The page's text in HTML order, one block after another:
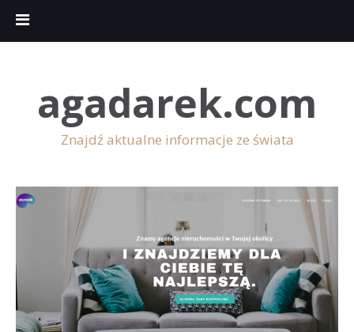
agadarek.com
Znajdź aktualne informacje ze świata